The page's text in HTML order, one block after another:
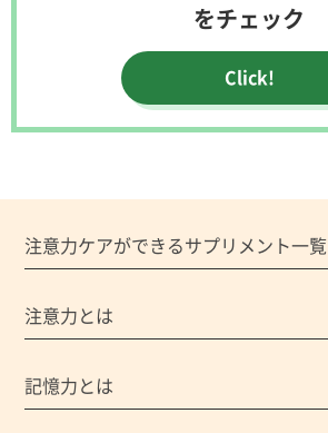
をチェック
Click!
注意力ケアができるサプリメント一覧
注意力とは
記憶力とは